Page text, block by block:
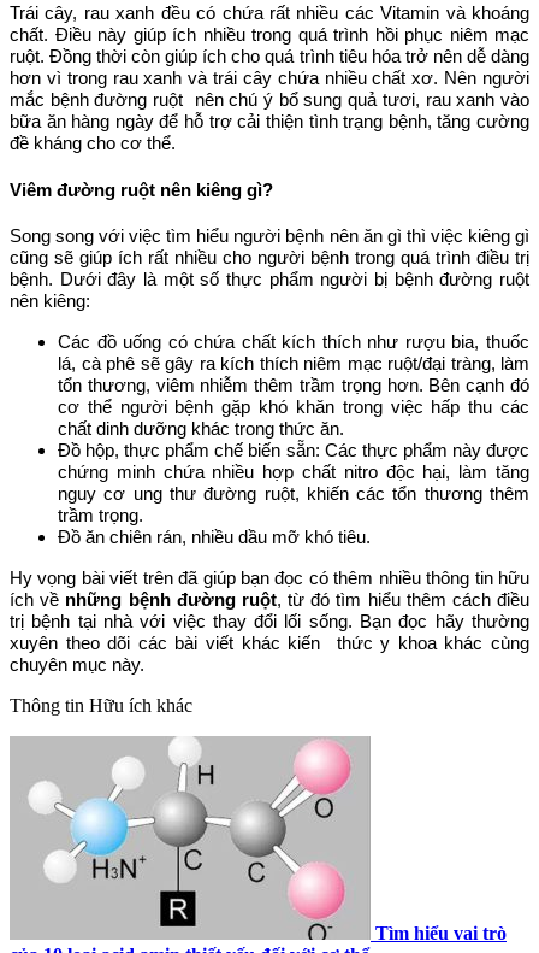
Trái cây, rau xanh đều có chứa rất nhiều các Vitamin và khoáng
chất. Điều này giúp ích nhiều trong quá trình hồi phục niêm mạc
ruột. Đồng thời còn giúp ích cho quá trình tiêu hóa trở nên dễ dàng
hơn vì trong rau xanh và trái cây chứa nhiều chất xơ. Nên người
mắc bệnh đường ruột nên chú ý bổ sung quả tươi, rau xanh vào
bữa ăn hàng ngày để hỗ trợ cải thiện tình trạng bệnh, tăng cường
đề kháng cho cơ thể.
Viêm đường ruột nên kiêng gì?
Song song với việc tìm hiểu người bệnh nên ăn gì thì việc kiêng gì
cũng sẽ giúp ích rất nhiều cho người bệnh trong quá trình điều trị
bệnh. Dưới đây là một số thực phẩm người bị bệnh đường ruột
nên kiêng:
Các đồ uống có chứa chất kích thích như rượu bia, thuốc
lá, cà phê sẽ gây ra kích thích niêm mạc ruột/đại tràng, làm
tổn thương, viêm nhiễm thêm trầm trọng hơn. Bên cạnh đó
cơ thể người bệnh gặp khó khăn trong việc hấp thu các
chất dinh dưỡng khác trong thức ăn.
Đồ hộp, thực phẩm chế biến sẵn: Các thực phẩm này được
chứng minh chứa nhiều hợp chất nitro độc hại, làm tăng
nguy cơ ung thư đường ruột, khiến các tổn thương thêm
trầm trọng.
Đồ ăn chiên rán, nhiều dầu mỡ khó tiêu.
Hy vọng bài viết trên đã giúp bạn đọc có thêm nhiều thông tin hữu
ích về những bệnh đường ruột, từ đó tìm hiểu thêm cách điều
trị bệnh tại nhà với việc thay đổi lối sống. Bạn đọc hãy thường
xuyên theo dõi các bài viết khác kiến thức y khoa khác cùng
chuyên mục này.
Thông tin Hữu ích khác
Tìm hiểu vai trò